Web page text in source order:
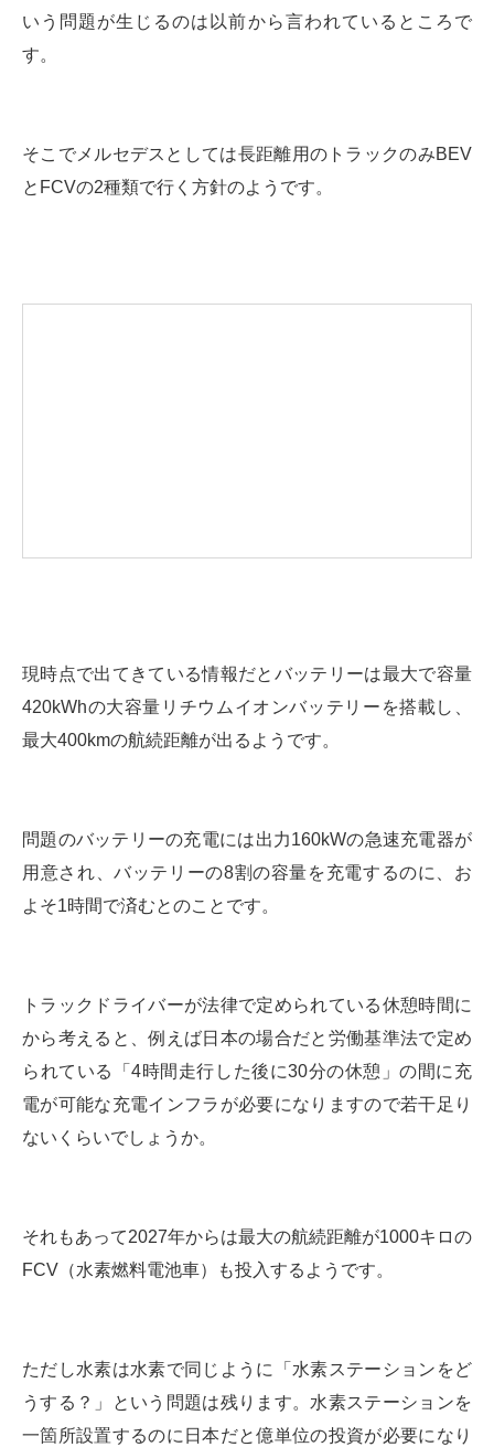
いう問題が生じるのは以前から言われているところで
す。
そこでメルセデスとしては長距離用のトラックのみBEV
とFCVの2種類で行く方針のようです。
現時点で出てきている情報だとバッテリーは最大で容量
420kWhの大容量リチウムイオンバッテリーを搭載し、
最大400kmの航続距離が出るようです。
問題のバッテリーの充電には出力160kWの急速充電器が
用意され、バッテリーの8割の容量を充電するのに、お
よそ1時間で済むとのことです。
トラックドライバーが法律で定められている休憩時間に
から考えると、例えば日本の場合だと労働基準法で定め
られている「4時間走行した後に30分の休憩」の間に充
電が可能な充電インフラが必要になりますので若干足り
ないくらいでしょうか。
それもあって2027年からは最大の航続距離が1000キロの
FCV（水素燃料電池車）も投入するようです。
ただし水素は水素で同じように「水素ステーションをど
うする？」という問題は残ります。水素ステーションを
一箇所設置するのに日本だと億単位の投資が必要になり